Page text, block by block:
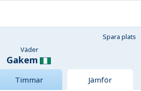
Spara plats
Väder
Gakem
Timmar Jämför